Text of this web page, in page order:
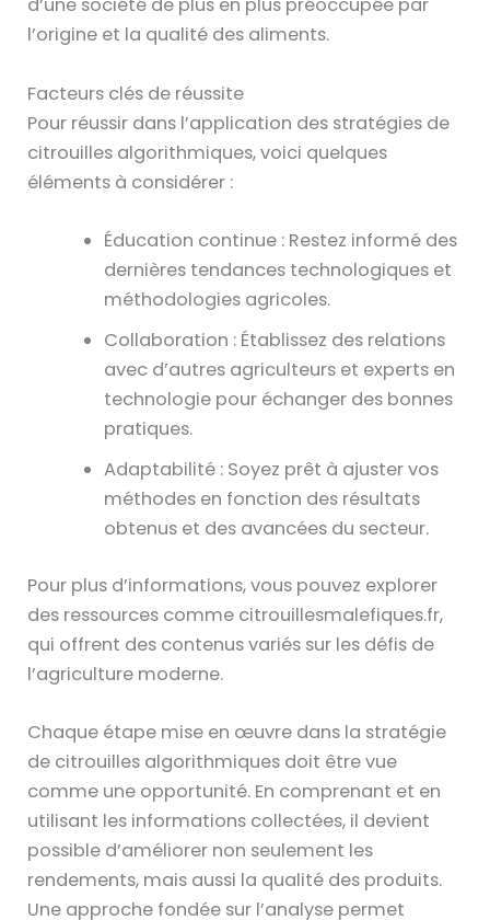
d’une société de plus en plus préoccupée par
l’origine et la qualité des aliments.
Facteurs clés de réussite
Pour réussir dans l’application des stratégies de
citrouilles algorithmiques, voici quelques
éléments à considérer :
Éducation continue : Restez informé des
dernières tendances technologiques et
méthodologies agricoles.
Collaboration : Établissez des relations
avec d’autres agriculteurs et experts en
technologie pour échanger des bonnes
pratiques.
Adaptabilité : Soyez prêt à ajuster vos
méthodes en fonction des résultats
obtenus et des avancées du secteur.
Pour plus d’informations, vous pouvez explorer
des ressources comme citrouillesmalefiques.fr,
qui offrent des contenus variés sur les défis de
l’agriculture moderne.
Chaque étape mise en œuvre dans la stratégie
de citrouilles algorithmiques doit être vue
comme une opportunité. En comprenant et en
utilisant les informations collectées, il devient
possible d’améliorer non seulement les
rendements, mais aussi la qualité des produits.
Une approche fondée sur l’analyse permet